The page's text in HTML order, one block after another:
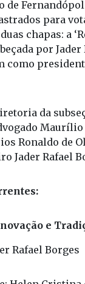
de
para
por Jader
como
Maurílio
Ronaldo de